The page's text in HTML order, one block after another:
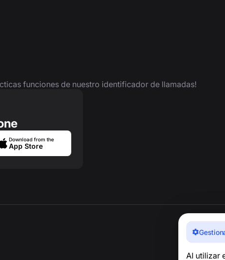
Al utilizar
funciones de nuestro identificador de llamadas!
Download from the
App Store